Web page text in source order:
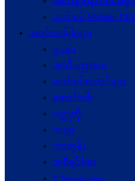
ဆက်စပ် Website
အရင်းအမြစ်များ
ဥပဒေ
အသိပညာပေး
ဆက်စပ်စာအုပ်များ
ဆောင်းပါး
ဝတ္ထုတို
ကဗျာ
ကာတွန်း
အစီရင်ခံစာ
E-Newsletters